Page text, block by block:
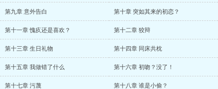
第九章 意外告白 第十章 突如其来的初恋？
第十一章 愧疚还是喜欢？ 第十二章 狡辩
第十三章 生日礼物 第十四章 同床共枕
第十五章 我做错了什么 第十六章 初吻？没了！
第十七章 污蔑 第十八章 谁是小偷？